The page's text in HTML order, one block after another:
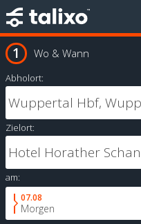
Wo & Wann
Abholort:
Zielort:
am:
07.08
Morgen